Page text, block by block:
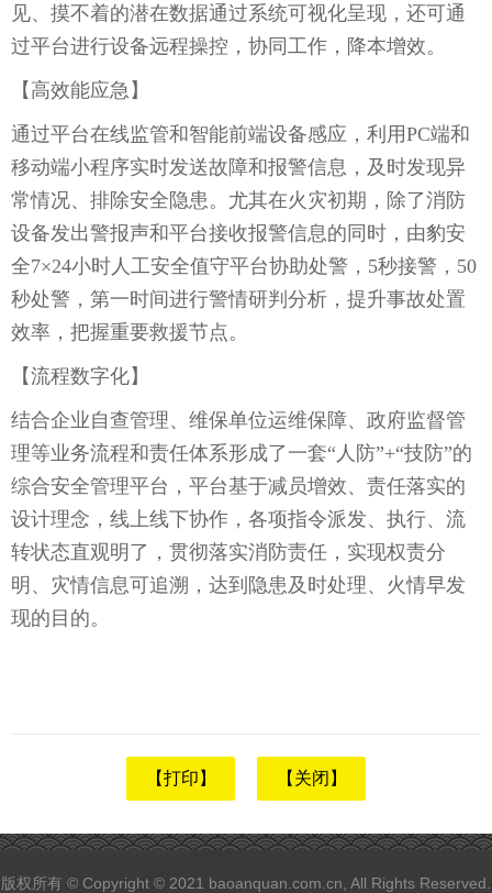
见、摸不着的潜在数据通过系统可视化呈现，还可通
过平台进行设备远程操控，协同工作，降本增效。
【 高效能应急 】
通过平台在线监管和智能前端设备感应，利用PC端和
移动端小程序实时发送故障和报警信息，及时发现异
常情况、排除安全隐患。尤其在火灾初期，除了消防
设备发出警报声和平台接收报警信息的同时，由豹安
全7×24小时人工安全值守平台协助处警，5秒接警，50
秒处警，第一时间进行警情研判分析，提升事故处置
效率，把握重要救援节点。
【流程数字化】
结合企业自查管理、维保单位运维保障、政府监督管
理等业务流程和责任体系形成了一套“人防”+“技防”的
综合安全管理平台，平台基于减员增效、责任落实的
设计理念，线上线下协作，各项指令派发、执行、流
转状态直观明了，贯彻落实消防责任，实现权责分
明、灾情信息可追溯，达到隐患及时处理、火情早发
现的目的。
【打印】 【关闭】
版权所有 © Copyright © 2021 baoanquan.com.cn, All Rights Reserved.